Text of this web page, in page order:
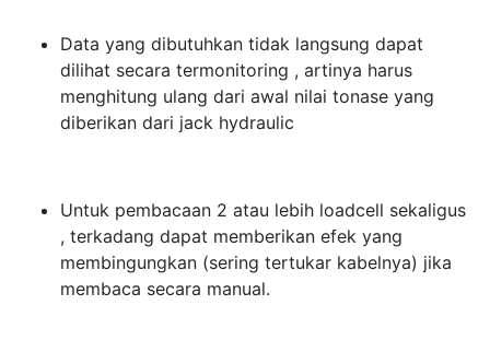
Data yang dibutuhkan tidak langsung dapat
dilihat secara termonitoring , artinya harus
menghitung ulang dari awal nilai tonase yang
diberikan dari jack hydraulic
Untuk pembacaan 2 atau lebih loadcell sekaligus
, terkadang dapat memberikan efek yang
membingungkan (sering tertukar kabelnya) jika
membaca secara manual.